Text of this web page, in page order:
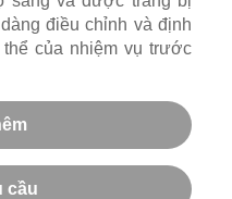
điều chỉnh và định
của nhiệm vụ trước
cầu